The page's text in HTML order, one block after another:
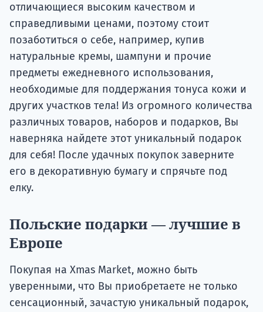
отличающиеся высоким качеством и
справедливыми ценами, поэтому стоит
позаботиться о себе, например, купив
натуральные кремы, шампуни и прочие
предметы ежедневного использования,
необходимые для поддержания тонуса кожи и
других участков тела! Из огромного количества
различных товаров, наборов и подарков, Вы
наверняка найдете этот уникальный подарок
для себя! После удачных покупок заверните
его в декоративную бумагу и спрячьте под
елку.
Польские подарки — лучшие в
Европе
Покупая на Xmas Market, можно быть
уверенными, что Вы приобретаете не только
сенсационный, зачастую уникальный подарок,